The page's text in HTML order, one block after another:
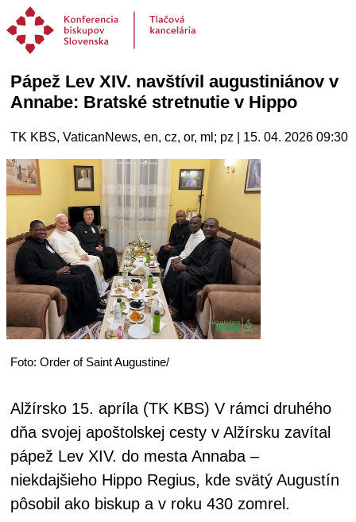
Pápež Lev XIV. navštívil augustiniánov v
Annabe: Bratské stretnutie v Hippo
TK KBS, VaticanNews, en, cz, or, ml; pz | 15. 04. 2026 09:30
Foto: Order of Saint Augustine/
Alžírsko 15. apríla (TK KBS) V rámci druhého
dňa svojej apoštolskej cesty v Alžírsku zavítal
pápež Lev XIV. do mesta Annaba –
niekdajšieho Hippo Regius, kde svätý Augustín
pôsobil ako biskup a v roku 430 zomrel.